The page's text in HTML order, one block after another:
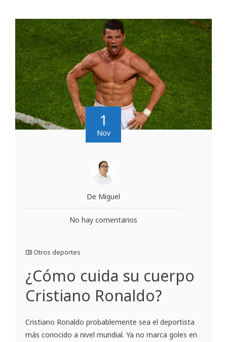
1
Nov
De Miguel
No hay comentarios
Otros deportes
¿Cómo cuida su cuerpo
Cristiano Ronaldo?
Cristiano Ronaldo probablemente sea el deportista
más conocido a nivel mundial. Ya no marca goles en